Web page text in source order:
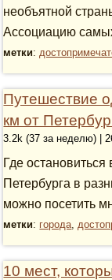
необъятной
Ассоциацию
метки:
Путешествие
км от
3.2k (37 за неделю) |
Где
Петербурга в
можно посетить
метки: города,
10 мест,